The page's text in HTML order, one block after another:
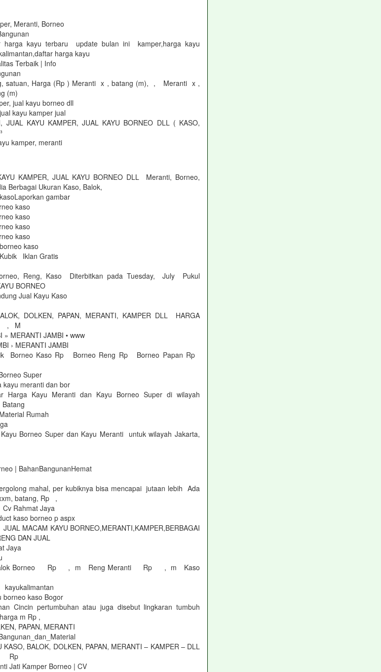
Meranti, Borneo
harga kayu terbaru update bulan ini kamper,harga kayu
harga kayu
Terbaik | Info
satuan, Harga (Rp ) Meranti x , batang (m), , Meranti x ,
(m)
jual kayu borneo dll
kayu kamper jual
KAYU KAMPER, JUAL KAYU BORNEO DLL ( KASO,
kamper, meranti
KAMPER, JUAL KAYU BORNEO DLL Meranti, Borneo,
Berbagai Ukuran Kaso, Balok,
gambar
kaso
kaso
kaso
kaso
kaso
Iklan Gratis
Reng, Kaso Diterbitkan pada Tuesday, July Pukul
BORNEO
Jual Kayu Kaso
DOLKEN, PAPAN, MERANTI, KAMPER DLL HARGA
, M
» MERANTI JAMBI • www
› MERANTI JAMBI
Borneo Kaso Rp Borneo Reng Rp Borneo Papan Rp
Super
meranti dan bor
Kayu Meranti dan Kayu Borneo Super di wilayah
Rumah
Borneo Super dan Kayu Meranti untuk wilayah Jakarta,
| BahanBangunanHemat
mahal, per kubiknya bisa mencapai jutaan lebih Ada
batang, Rp ,
Rahmat Jaya
kaso borneo p aspx
MACAM KAYU BORNEO,MERANTI,KAMPER,BERBAGAI
DAN JUAL
Jaya
Borneo Rp , m Reng Meranti Rp , m Kaso
kayukalimantan
borneo kaso Bogor
Cincin pertumbuhan atau juga disebut lingkaran tumbuh
m Rp ,
PAPAN, MERANTI
KASO, BALOK, DOLKEN, PAPAN, MERANTI – KAMPER – DLL
Rp
Jati Kamper Borneo | CV